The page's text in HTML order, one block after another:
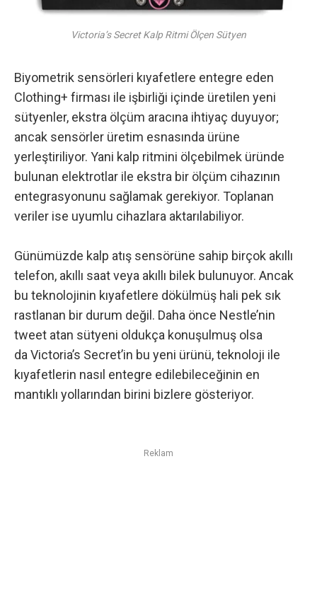
Victoria’s Secret Kalp Ritmi Ölçen Sütyen
Biyometrik sensörleri kıyafetlere entegre eden
Clothing+ firması ile işbirliği içinde üretilen yeni
sütyenler, ekstra ölçüm aracına ihtiyaç duyuyor;
ancak sensörler üretim esnasında ürüne
yerleştiriliyor. Yani kalp ritmini ölçebilmek üründe
bulunan elektrotlar ile ekstra bir ölçüm cihazının
entegrasyonunu sağlamak gerekiyor. Toplanan
veriler ise uyumlu cihazlara aktarılabiliyor.
Günümüzde kalp atış sensörüne sahip birçok akıllı
telefon, akıllı saat veya akıllı bilek bulunuyor. Ancak
bu teknolojinin kıyafetlere dökülmüş hali pek sık
rastlanan bir durum değil. Daha önce Nestle’nin
tweet atan sütyeni oldukça konuşulmuş olsa
da Victoria’s Secret’in bu yeni ürünü, teknoloji ile
kıyafetlerin nasıl entegre edilebileceğinin en
mantıklı yollarından birini bizlere gösteriyor.
Reklam